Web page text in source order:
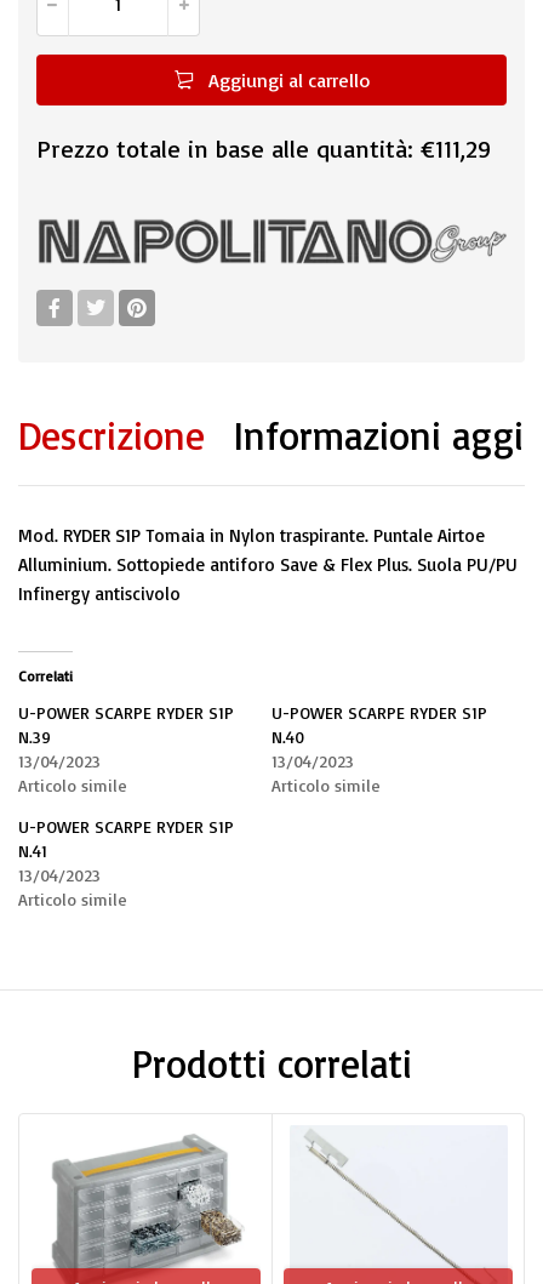
Aggiungi al carrello
Prezzo totale in base alle quantità: €111,29
Descrizione Informazioni
Mod. RYDER S1P Tomaia in Nylon traspirante. Puntale Airtoe
Alluminium. Sottopiede antiforo Save & Flex Plus. Suola PU/PU
Infinergy antiscivolo
Correlati
U-POWER SCARPE RYDER S1P
N.39
13/04/2023
Articolo simile
U-POWER SCARPE RYDER S1P
N.40
13/04/2023
Articolo simile
U-POWER SCARPE RYDER S1P
N.41
13/04/2023
Articolo simile
Prodotti correlati